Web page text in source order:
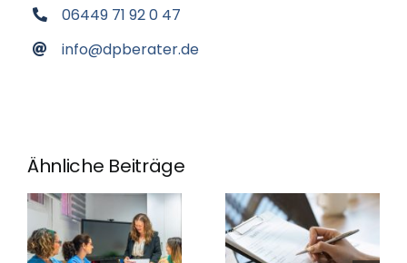
06449 71 92 0 47
info@dpberater.de
Ähnliche Beiträge